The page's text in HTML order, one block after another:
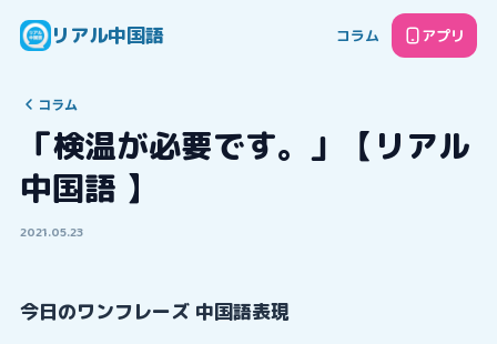
リアル中国語 コラム アプリ
コラム
「検温が必要です。」【リアル
中国語 】
2021.05.23
今日のワンフレーズ 中国語表現